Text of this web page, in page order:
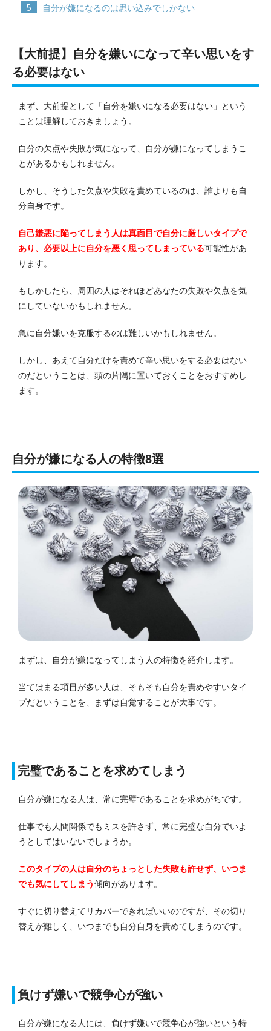
5 自分が嫌になるのは思い込みでしかない
【大前提】自分を嫌いになって辛い思いをす
る必要はない
まず、大前提として「自分を嫌いになる必要はない」という
ことは理解しておきましょう。
自分の欠点や失敗が気になって、自分が嫌になってしまうこ
とがあるかもしれません。
しかし、そうした欠点や失敗を責めているのは、誰よりも自
分自身です。
自己嫌悪に陥ってしまう人は真面目で自分に厳しいタイプで
あり、必要以上に自分を悪く思ってしまっている可能性があ
ります。
もしかしたら、周囲の人はそれほどあなたの失敗や欠点を気
にしていないかもしれません。
急に自分嫌いを克服するのは難しいかもしれません。
しかし、あえて自分だけを責めて辛い思いをする必要はない
のだということは、頭の片隅に置いておくことをおすすめし
ます。
自分が嫌になる人の特徴8選
まずは、自分が嫌になってしまう人の特徴を紹介します。
当てはまる項目が多い人は、そもそも自分を責めやすいタイ
プだということを、まずは自覚することが大事です。
完璧であることを求めてしまう
自分が嫌になる人は、常に完璧であることを求めがちです。
仕事でも人間関係でもミスを許さず、常に完璧な自分でいよ
うとしてはいないでしょうか。
このタイプの人は自分のちょっとした失敗も許せず、いつま
でも気にしてしまう傾向があります。
すぐに切り替えてリカバーできればいいのですが、その切り
替えが難しく、いつまでも自分自身を責めてしまうのです。
負けず嫌いで競争心が強い
自分が嫌になる人には、負けず嫌いで競争心が強いという特